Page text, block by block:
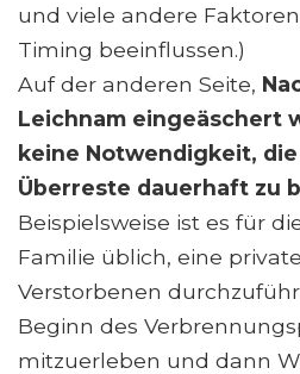
und viele andere
Timing beeinflussen.)
Auf der anderen Seite,
Leichnam eingeäschert
keine Notwendigkeit,
Überreste dauerhaft zu
Beispielsweise ist es für
Familie üblich, eine
Verstorbenen
Beginn des
mitzuerleben und dann